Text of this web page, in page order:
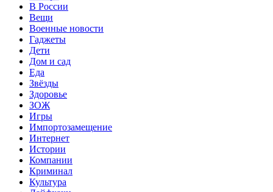
В России
Вещи
Военные новости
Гаджеты
Дети
Дом и сад
Еда
Звёзды
Здоровье
ЗОЖ
Игры
Импортозамещение
Интернет
Истории
Компании
Криминал
Культура